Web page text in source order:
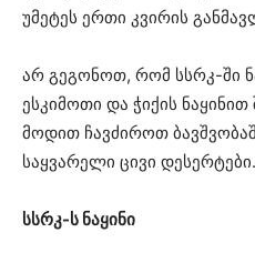
უმეტეს ერთი კვირის
არ გეგონოთ, რომ სსრკ-ში
ესკიმოთი და ჭიქის
მოდით ჩავძიროთ
საყვარელი ცივი დესერტები.
სსრკ-ს ნაყინი